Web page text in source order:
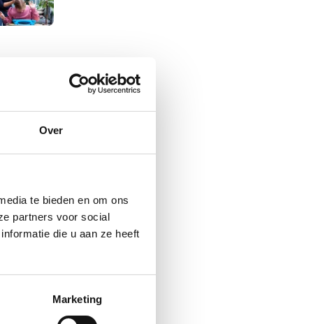
Over
te bieden en om ons
partners voor social
die u aan ze heeft
Marketing